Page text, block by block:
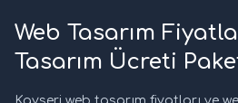
Web Tasarım
Tasarım Ücreti